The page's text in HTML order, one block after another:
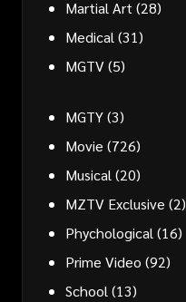
Martial Art(28)
Medical(31)
MGTV(5)
MGTY(3)
Movie (726)
Musical(20)
MZTV Exclusive (2)
Phychological(16)
Prime Video (92)
School(13)